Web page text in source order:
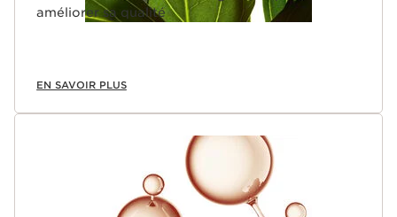
améliorer sa qualité
EN SAVOIR PLUS